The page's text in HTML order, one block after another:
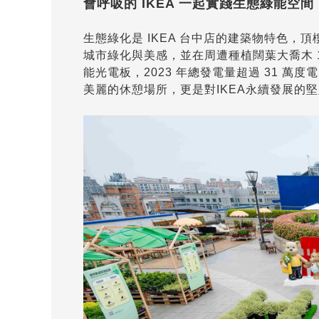
會呼吸的 IKEA 一起實踐生態綠能空間
生態綠化是 IKEA 台中店的建築物特色，
城市綠化與美感，並在周遭種植闊葉大喬
能光電板，2023 年總發電量超過 31 萬度
美麗的休憩場所，更是對IKEA永續發展的